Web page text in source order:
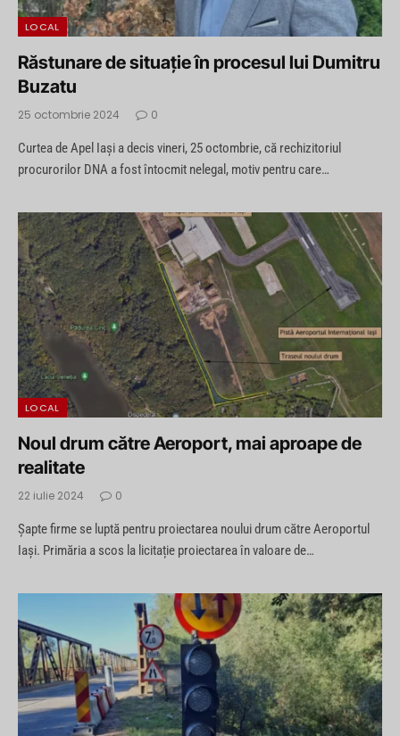
LOCAL
Răstunare de situație în procesul lui Dumitru
Buzatu
25 octombrie 2024 0
Curtea de Apel Iași a decis vineri, 25 octombrie, că rechizitoriul
procurorilor DNA a fost întocmit nelegal, motiv pentru care…
LOCAL
Noul drum către Aeroport, mai aproape de
realitate
22 iulie 2024 0
Șapte firme se luptă pentru proiectarea noului drum către Aeroportul
Iași. Primăria a scos la licitație proiectarea în valoare de…